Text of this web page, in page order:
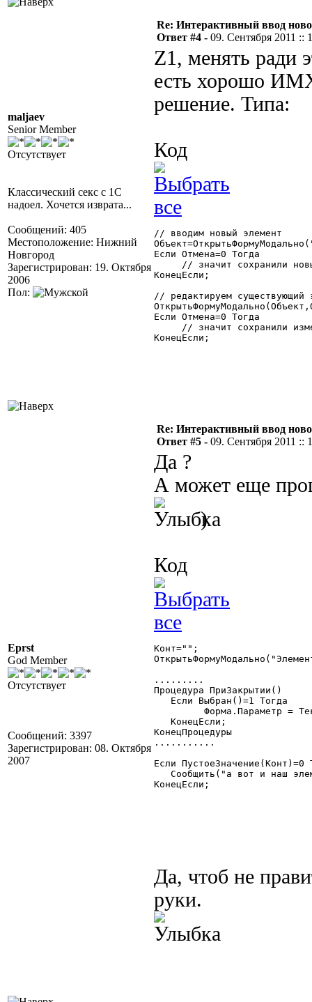
maljaev
Senior Member
Отсутствует
Классический секс с 1С
надоел. Хочется изврата...
Сообщений: 405
Местоположение: Нижний
Новгород
Зарегистрирован: 19. Октября
2006
Пол:
Re: Интерактивный ввод
Ответ #4 - 09. Сентября 2011 ::
Z1, менять ради
есть хорошо
решение. Типа:
Код
// вводим новый элемент
Если Отмена=0 Тогда
// значит сохранили
КонецЕсли;
// редактируем существующий
Если Отмена=0 Тогда
// значит сохранили
КонецЕсли;
Eprst
God Member
Отсутствует
Сообщений: 3397
Зарегистрирован: 08. Октября
2007
Re: Интерактивный ввод
Ответ #5 - 09. Сентября 2011 ::
Да ?
А может еще
)
Код
Конт="";
.........
Процедура ПриЗакрытии()
Если Выбран()=1 Тогда
КонецЕсли;
КонецПроцедуры
...........
Если ПустоеЗначение(Конт)=0
Сообщить("а вот и наш
КонецЕсли;
Да, чтоб не
руки.